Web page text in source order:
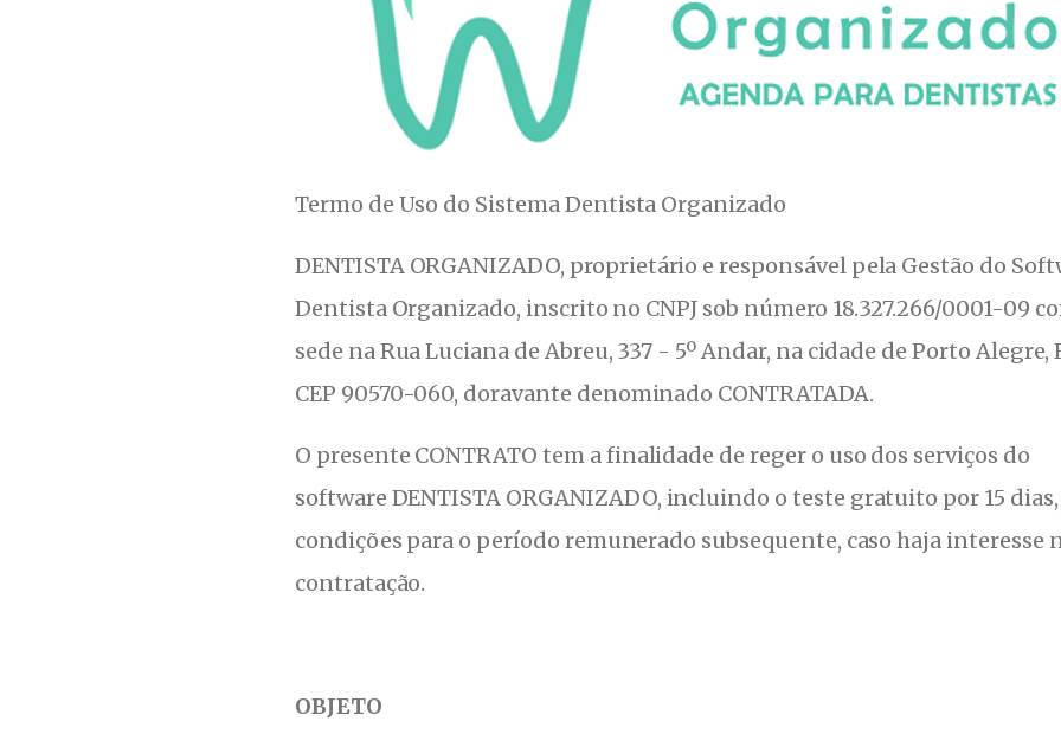
Termo de Uso do Sistema Dentista Organizado
DENTISTA ORGANIZADO, proprietário e responsável pela Gestão do
Dentista Organizado, inscrito no CNPJ sob número 18.327.266/0001-09
sede na Rua Luciana de Abreu, 337 - 5º Andar, na cidade de Porto Alegre,
CEP 90570-060, doravante denominado CONTRATADA.
O presente CONTRATO tem a finalidade de reger o uso dos serviços do
software DENTISTA ORGANIZADO, incluindo o teste gratuito por 15 dias,
condições para o período remunerado subsequente, caso haja interesse
contratação.
OBJETO